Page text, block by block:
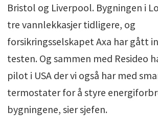
Bristol og Liverpool. Bygningen i
tre vannlekkasjer tidligere, og
forsikringsselskapet Axa har gått
testen. Og sammen med Resideo
pilot i USA der vi også har med
termostater for å styre
bygningene, sier sjefen.